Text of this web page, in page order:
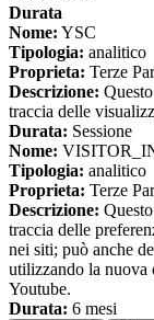
Durata
Nome: YSC
Tipologia: analitico
Proprieta: Terze
Descrizione:
traccia delle
Durata: Sessione
Nome:
Tipologia: analitico
Proprieta: Terze
Descrizione:
traccia delle
nei siti; può anche
utilizzando la nuova
Youtube.
Durata: 6 mesi